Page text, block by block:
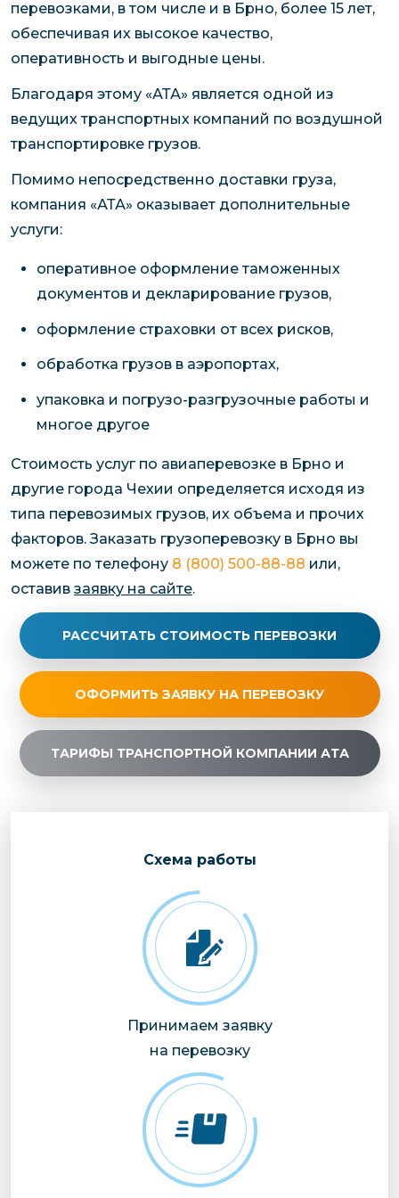
перевозками, в том числе и в Брно, более 15 лет,
обеспечивая их высокое качество,
оперативность и выгодные цены.
Благодаря этому «АТА» является одной из
ведущих транспортных компаний по воздушной
транспортировке грузов.
Помимо непосредственно доставки груза,
компания «АТА» оказывает дополнительные
услуги:
оперативное оформление таможенных
документов и декларирование грузов,
оформление страховки от всех рисков,
обработка грузов в аэропортах,
упаковка и погрузо-разгрузочные работы и
многое другое
Стоимость услуг по авиаперевозке в Брно и
другие города Чехии определяется исходя из
типа перевозимых грузов, их объема и прочих
факторов. Заказать грузоперевозку в Брно вы
можете по телефону 8 (800) 500-88-88 или,
оставив заявку на сайте.
РАССЧИТАТЬ СТОИМОСТЬ ПЕРЕВОЗКИ
ОФОРМИТЬ ЗАЯВКУ НА ПЕРЕВОЗКУ
ТАРИФЫ ТРАНСПОРТНОЙ КОМПАНИИ АТА
Cхема работы
Принимаем заявку
на перевозку